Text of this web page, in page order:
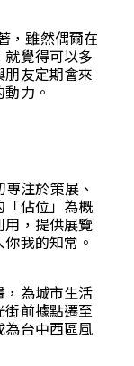
，雖然偶爾在
覺得可以多
朋友定期會來
力。
注於策展、
「佔位」為概
用，提供展覽
我的知常。
，為城市生活
街前據點遷至
為台中西區風